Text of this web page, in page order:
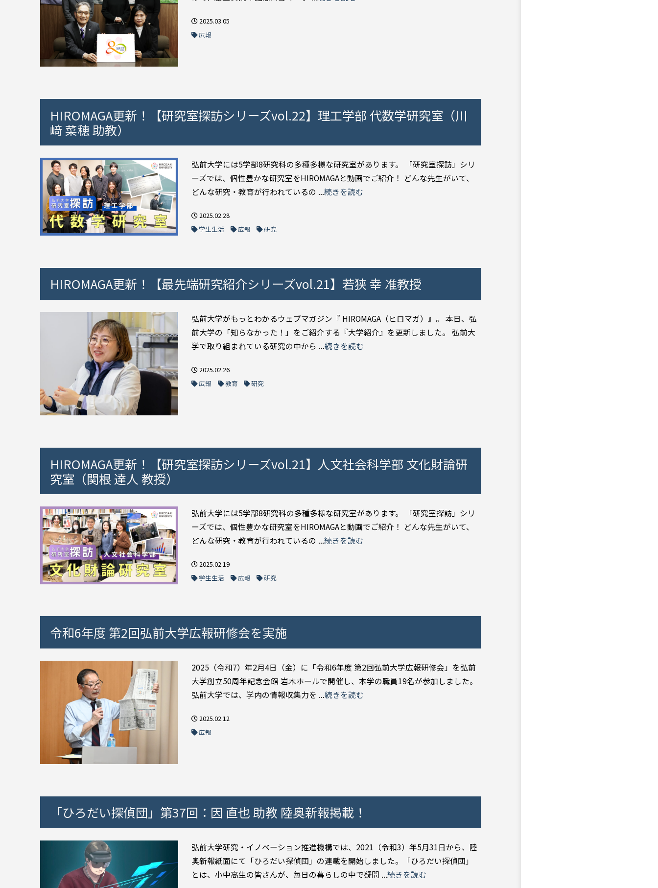
2025.03.05
広報
HIROMAGA更新！【研究室探訪シリーズvol.22】理工学部 代数学研究室（川
﨑 菜穂 助教）
弘前大学には5学部8研究科の多種多様な研究室があります。 「研究室探訪」シリ
ーズでは、個性豊かな研究室をHIROMAGAと動画でご紹介！ どんな先生がいて、
どんな研究・教育が行われているの ...続きを読む
2025.02.28
学生生活
広報 研究
HIROMAGA更新！【最先端研究紹介シリーズvol.21】若狭 幸 准教授
弘前大学がもっとわかるウェブマガジン『 HIROMAGA（ヒロマガ）』。 本日、弘
前大学の「知らなかった！」をご紹介する『大学紹介』を更新しました。 弘前大
学で取り組まれている研究の中から ...続きを読む
2025.02.26
広報
教育 研究
HIROMAGA更新！【研究室探訪シリーズvol.21】人文社会科学部 文化財論研
究室（関根 達人 教授）
弘前大学には5学部8研究科の多種多様な研究室があります。 「研究室探訪」シリ
ーズでは、個性豊かな研究室をHIROMAGAと動画でご紹介！ どんな先生がいて、
どんな研究・教育が行われているの ...続きを読む
2025.02.19
学生生活
広報 研究
令和6年度 第2回弘前大学広報研修会を実施
2025（令和7）年2月4日（金）に「令和6年度 第2回弘前大学広報研修会」を弘前
大学創立50周年記念会館 岩木ホールで開催し、本学の職員19名が参加しました。
弘前大学では、学内の情報収集力を ...続きを読む
2025.02.12
広報
「ひろだい探偵団」第37回：因 直也 助教 陸奥新報掲載！
弘前大学研究・イノベーション推進機構では、2021（令和3）年5月31日から、陸
奥新報紙面にて「ひろだい探偵団」の連載を開始しました。「ひろだい探偵団」
とは、小中高生の皆さんが、毎日の暮らしの中で疑問 ...続きを読む